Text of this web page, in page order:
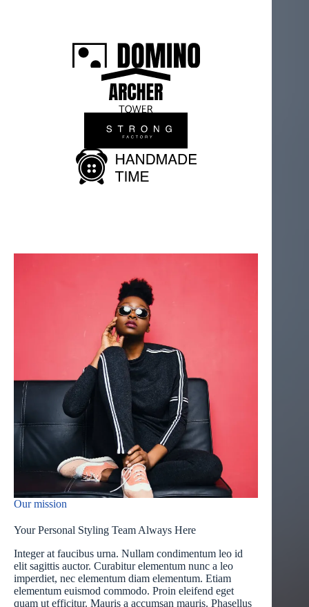
Our mission
Your Personal Styling Team Always Here
Integer at faucibus urna. Nullam condimentum leo id
elit sagittis auctor. Curabitur elementum nunc a leo
imperdiet, nec elementum diam elementum. Etiam
elementum euismod commodo. Proin eleifend eget
quam ut efficitur. Mauris a accumsan mauris. Phasellus